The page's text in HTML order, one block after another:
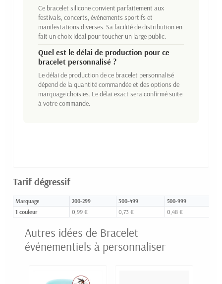
Ce bracelet silicone convient parfaitement aux
festivals, concerts, événements sportifs et
manifestations diverses. Sa facilité de distribution en
fait un choix idéal pour toucher un large public.
Quel est le délai de production pour ce
bracelet personnalisé ?
Le délai de production de ce bracelet personnalisé
dépend de la quantité commandée et des options de
marquage choisies. Le délai exact sera confirmé suite
à votre commande.
Tarif dégressif
Marquage 200-299 300-499 500-999
1 couleur 0,99 € 0,73 € 0,48 €
Autres idées de Bracelet
événementiels à personnaliser